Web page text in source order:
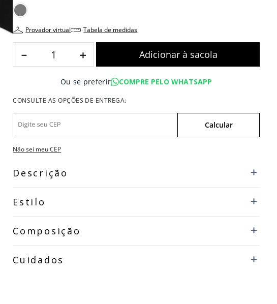
provador virtual tabela de medidas
＋
－
Ou se preferir COMPRE PELO WHATSAPP
Não sei meu CEP
Descrição
Estilo
Composição
Cuidados